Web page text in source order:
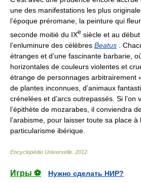
une des manifestations les plus
l’époque préromane, la peinture qui
seconde moitié du IXe siècle et au
l’enluminure des célèbres Beatus .
étranges et d’une fascinante barbarie,
horizontales de couleurs violentes et
étrange de personnages arbitrairement
de plantes inconnues, d’animaux
crénelées et d’arcs outrepassés. Si
l’épithète de mozarabes, il conviendra
l’arabisme, pour laisser toute sa place
particularisme ibérique.
Encyclopédie Universelle 2012
Игры ⚽
Нужно сделать НИР?